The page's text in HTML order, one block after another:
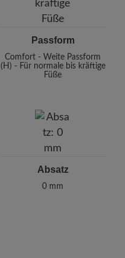
Passform
Comfort - Weite Passform
(H) - Für normale bis kräftige
Füße
Absatz
0 mm